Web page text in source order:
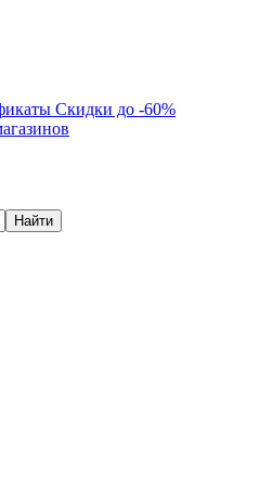
Скидки до -60%
Найти